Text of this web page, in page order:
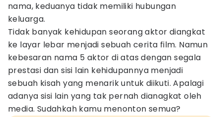
nama, keduanya tidak memiliki hubungan
keluarga.
Tidak banyak kehidupan seorang aktor diangkat
ke layar lebar menjadi sebuah cerita film. Namun
kebesaran nama 5 aktor di atas dengan segala
prestasi dan sisi lain kehidupannya menjadi
sebuah kisah yang menarik untuk diikuti. Apalagi
adanya sisi lain yang tak pernah dianagkat oleh
media. Sudahkah kamu menonton semua?